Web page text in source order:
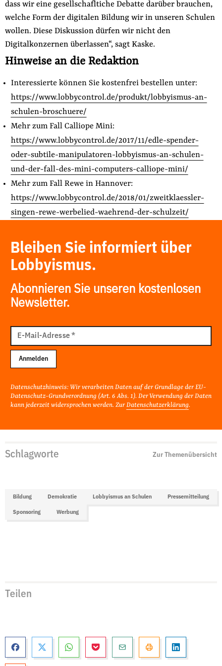
dass wir eine gesellschafltiche Debatte darüber brauchen,
welche Form der digitalen Bildung wir in unseren Schulen
wollen. Diese Diskussion dürfen wir nicht den
Digitalkonzernen überlassen“, sagt Kaske.
Hinweise an die Redaktion
Interessierte können Sie kostenfrei bestellen unter:
https://www.lobbycontrol.de/produkt/lobbyismus-an-
schulen-broschuere/
Mehr zum Fall Calliope Mini:
https://www.lobbycontrol.de/2017/11/edle-spender-
oder-subtile-manipulatoren-lobbyismus-an-schulen-
und-der-fall-des-mini-computers-calliope-mini/
Mehr zum Fall Rewe in Hannover:
https://www.lobbycontrol.de/2018/01/zweitklaessler-
singen-rewe-werbelied-waehrend-der-schulzeit/
Bleiben Sie informiert über
Lobbyismus.
Abonnieren Sie unseren kostenlosen
Newsletter.
Mail
Adresse
E-Mail-Adresse*
Anmelden
Datenschutzhinweis: Wir verarbeiten Daten auf der Grundlage der EU-
Datenschutz-Grundverordnung (Art. 6 Abs. 1). Der Verwendung der Daten
kann jederzeit widersprochen werden. Zur Datenschutzerklärung.
Schlagworte Zur Themenübersicht
Bildung Demokratie Lobbyismus an Schulen Pressemitteilung
Sponsoring Werbung
Teilen